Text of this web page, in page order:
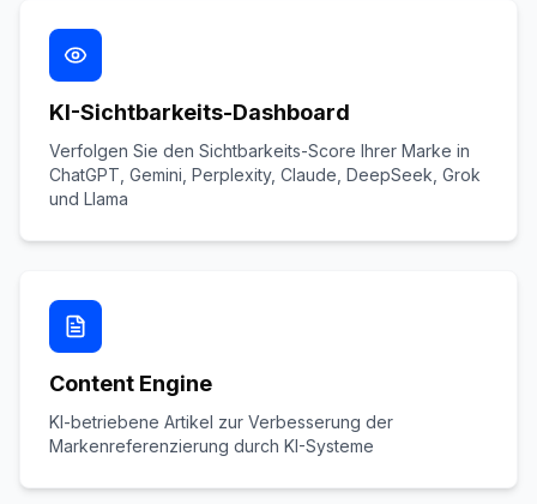
KI-Sichtbarkeits-Dashboard
Verfolgen Sie den Sichtbarkeits-Score Ihrer Marke in
ChatGPT, Gemini, Perplexity, Claude, DeepSeek, Grok
und Llama
Content Engine
KI-betriebene Artikel zur Verbesserung der
Markenreferenzierung durch KI-Systeme